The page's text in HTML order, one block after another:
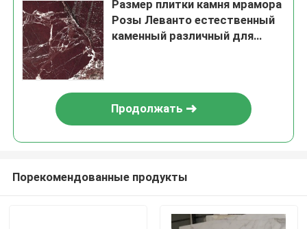
Размер плитки камня мрамора
Розы Леванто естественный
каменный различный для
Продолжать
Порекомендованные продукты